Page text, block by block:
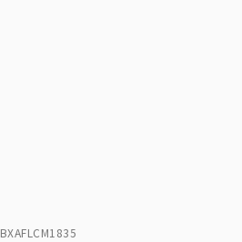
BXAFLCM1835